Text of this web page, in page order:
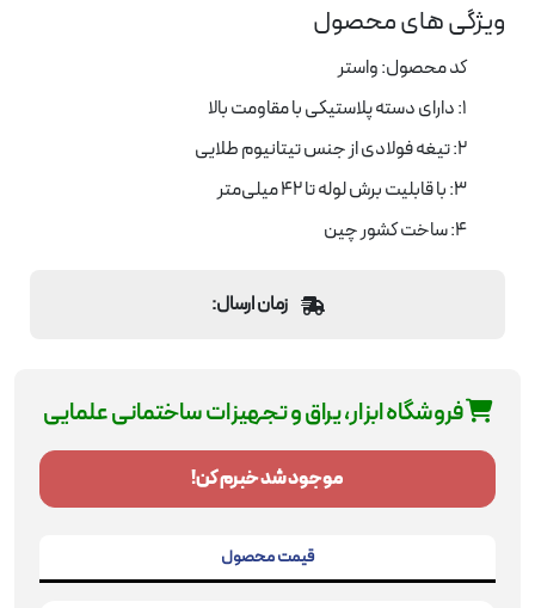
ویژگی های محصول
کد محصول: واستر
1: دارای دسته پلاستیکی با مقاومت بالا
2: تیغه فولادی از جنس تیتانیوم طلایی
3: با قابلیت برش لوله تا 42 میلی‌متر
4: ساخت کشور چین
زمان ارسال:
فروشگاه ابزار، یراق و تجهیزات ساختمانی علمایی
موجود شد خبرم کن!
قیمت محصول